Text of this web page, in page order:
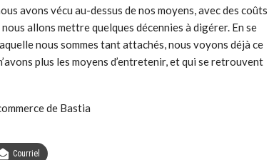
avons vécu au-dessus de nos moyens, avec des coûts
allons mettre quelques décennies à digérer. En se
nous sommes tant attachés, nous voyons déjà ce
plus les moyens d’entretenir, et qui se retrouvent
de Bastia
Courriel